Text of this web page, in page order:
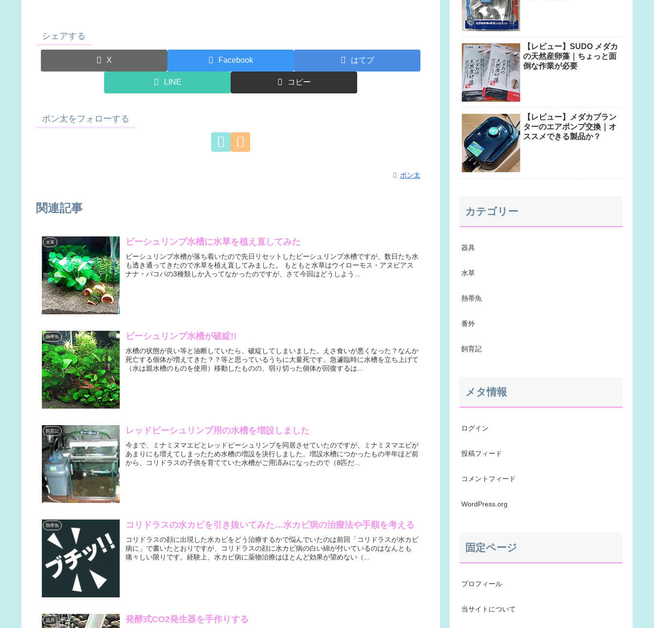
シェアする
X Facebook はてブ
LINE コピー
ポン太をフォローする
ポン太
関連記事
水草 ビーシュリンプ水槽に水草を植え直してみた
ビーシュリンプ水槽が落ち着いたので先日リセットしたビーシュリンプ水槽ですが、数日たち水
も透き通ってきたので水草を植え直してみました。 もともと水草はウイローモス・アヌビアス
ナナ・バコパの3種類しか入ってなかったのですが、さて今回はどうしよう...
熱帯魚 ビーシュリンプ水槽が破綻!!
水槽の状態が良い等と油断していたら、破綻してしまいました。えさ食いが悪くなった？なんか
死亡する個体が増えてきた？？等と思っているうちに大量死です。急遽臨時に水槽を立ち上げて
（水は親水槽のものを使用）移動したものの、弱り切った個体が回復するは...
飼育記 レッドビーシュリンプ用の水槽を増設しました
今まで、ミナミヌマエビとレッドビーシュリンプを同居させていたのですが、ミナミヌマエビが
あまりにも増えてしまったため水槽の増設を決行しました。増設水槽につかったもの半年ほど前
から、コリドラスの子供を育てていた水槽がご用済みになったので（8匹だ...
熱帯魚 コリドラスの水カビを引き抜いてみた…水カビ病の治療法や手順を考える
コリドラスの顔に出現した水カビをどう治療するかで悩んでいたのは前回「コリドラスが水カビ
病に」で書いたとおりですが、コリドラスの顔に水カビ病の白い綿が付いているのはなんとも
痛々しい限りです。経験上、水カビ病に薬物治療はほとんど効果が望めない（...
器具 発酵式CO2発生器を手作りする
【レビュー】SUDO メダカ
の天然産卵藻｜ちょっと面
倒な作業が必要
【レビュー】メダカプラン
ターのエアポンプ交換｜オ
ススメできる製品か？
カテゴリー
器具
水草
熱帯魚
番外
飼育記
メタ情報
ログイン
投稿フィード
コメントフィード
WordPress.org
固定ページ
プロフィール
当サイトについて